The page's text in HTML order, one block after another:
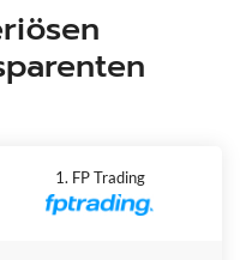
1. FP Trading